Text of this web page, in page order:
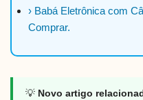
› Babá Eletrônica com
Comprar.
💡 Novo artigo